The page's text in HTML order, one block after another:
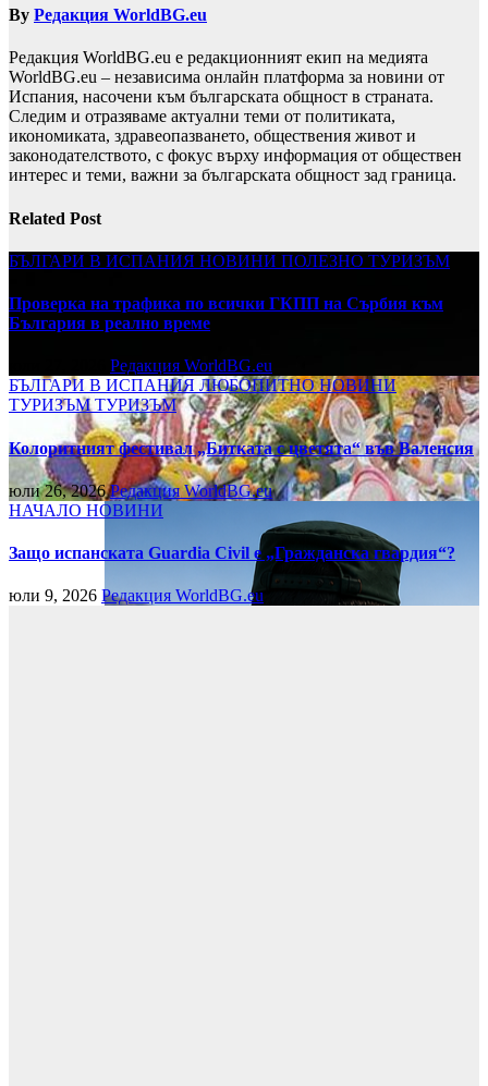
By Редакция WorldBG.eu
Редакция WorldBG.eu е редакционният екип на медията
WorldBG.eu – независима онлайн платформа за новини от
Испания, насочени към българската общност в страната.
Следим и отразяваме актуални теми от политиката,
икономиката, здравеопазването, обществения живот и
законодателството, с фокус върху информация от обществен
интерес и теми, важни за българската общност зад граница.
Related Post
БЪЛГАРИ В ИСПАНИЯ НОВИНИ ПОЛЕЗНО ТУРИЗЪМ
Проверка на трафика по всички ГКПП на Сърбия към
България в реално време
Редакция WorldBG.eu
БЪЛГАРИ В ИСПАНИЯ ЛЮБОПИТНОНОВИНИ
ТУРИЗЪМТУРИЗЪМ
Колоритният фестивал „Битката с цветята“ във Валенсия
юли 26, 2026Редакция WorldBG.eu
НАЧАЛО НОВИНИ
Защо испанската Guardia Civil е „Гражданска гвардия“?
юли 9, 2026 Редакция WorldBG.eu